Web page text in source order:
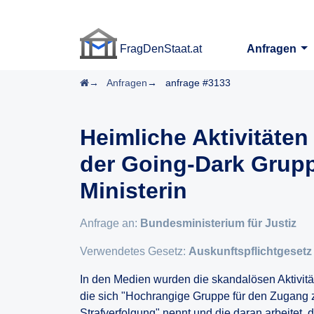
FragDenStaat.at
Anfragen
Startseite
Anfragen anfrage #3133
Heimliche
der Going-Dark
Ministerin
Anfrage an: Bundesministerium für Justiz
Verwendetes Gesetz: Auskunftspflichtgesetz
In den Medien wurden die skandalösen
die sich "Hochrangige Gruppe für den Zugang